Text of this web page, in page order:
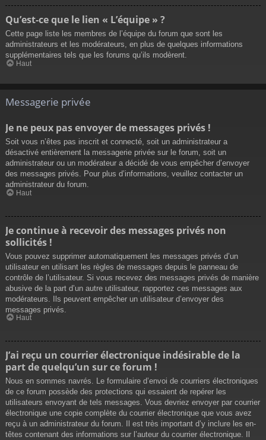
Qu’est-ce que le lien « L’équipe » ?
Cette page liste les membres de l’équipe du forum que sont les
administrateurs et les modérateurs, en plus de quelques informations
supplémentaires tels que les forums qu’ils modèrent.
Haut
Messagerie privée
Je ne peux pas envoyer de messages privés !
Soit vous n’êtes pas inscrit et connecté, soit un administrateur a
désactivé entièrement la messagerie privée sur le forum, soit un
administrateur ou un modérateur a décidé de vous empêcher d’envoyer
des messages privés. Pour plus d’informations, veuillez contacter un
administrateur du forum.
Haut
Je continue à recevoir des messages privés non
sollicités !
Vous pouvez supprimer automatiquement les messages privés d’un
utilisateur en utilisant les règles de messages depuis le panneau de
contrôle de l’utilisateur. Si vous recevez des messages privés de manière
abusive de la part d’un autre utilisateur, rapportez ces messages aux
modérateurs. Ils peuvent empêcher un utilisateur d’envoyer des
messages privés.
Haut
J’ai reçu un courrier électronique indésirable de la
part de quelqu’un sur ce forum !
Nous en sommes navrés. Le formulaire d’envoi de courriers électroniques
de ce forum possède des protections qui essaient de repérer les
utilisateurs envoyant de tels messages. Vous devriez envoyer par courrier
électronique une copie complète du courrier électronique que vous avez
reçu à un administrateur du forum. Il est très important d’y inclure les en-
têtes contenant des informations sur l’auteur du courrier électronique. Il